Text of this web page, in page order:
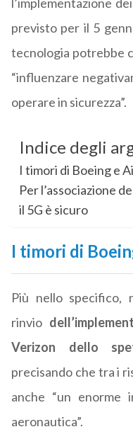
l’implementazione
previsto per il 5
tecnologia potrebbe
“influenzare
operare in sicurezza”.
Indice degli
I timori di Boeing e
Per l’associazione
il 5G è sicuro
I timori di
Più nello specifico,
rinvio
Verizon dello
precisando che tra i
anche “un enorme
aeronautica”.